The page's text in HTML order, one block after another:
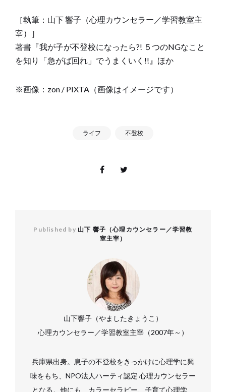
［執筆：山下 響子（心理カウンセラー／学習教室主
宰）］
著書『我が子が不登校になったら?! ５つのNGなこと
を知り「急がば回れ」でうまくいく!!』ほか
※画像：zon / PIXTA（画像はイメージです）
ライフ 不登校
Published by 山下 響子（心理カウンセラー／学習教
室主宰）
山下響子（やましたきょうこ）
心理カウンセラー／学習教室主宰（2007年～）
兵庫県出身。息子の不登校をきっかけに心理学に興
味をもち、NPO法人ハーティ認定 心理カウンセラー
となる。他にも、カラーセラピー、子育て心理学、